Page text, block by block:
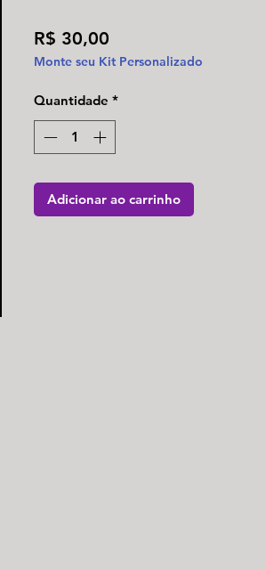
R$ 30,00
Monte seu Kit Personalizado
Quantidade *
Adicionar ao carrinho